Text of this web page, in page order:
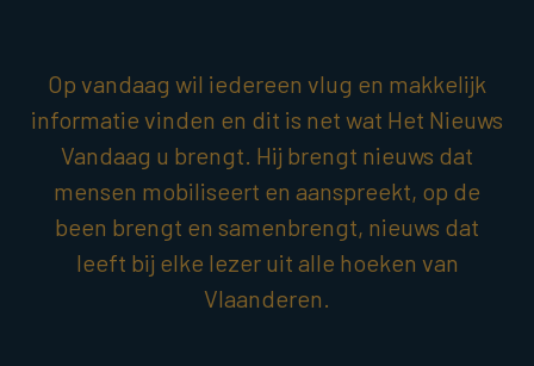
Op vandaag wil iedereen vlug en makkelijk
informatie vinden en dit is net wat Het Nieuws
Vandaag u brengt. Hij brengt nieuws dat
mensen mobiliseert en aanspreekt, op de
been brengt en samenbrengt, nieuws dat
leeft bij elke lezer uit alle hoeken van
Vlaanderen.